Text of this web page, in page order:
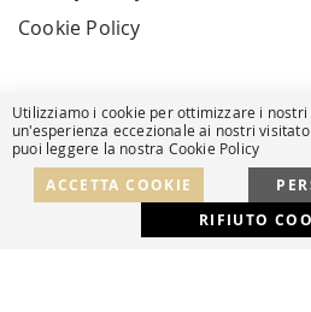
Cookie Policy
© Powered by MAV Arreda s.r.l. |
Developed with by
Utilizziamo i cookie per ottimizzare i
un'esperienza eccezionale ai nostri
puoi leggere la nostra Cookie Policy
ACCETTA COOKIE
RIFIUTO